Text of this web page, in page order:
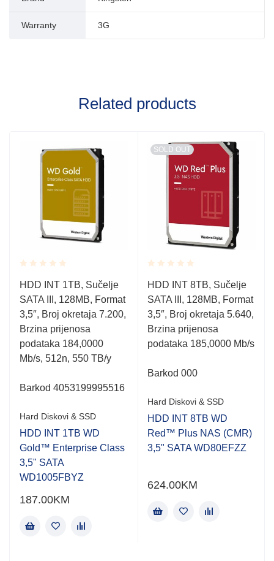
Warranty 3G
Related products
Rated
0.001
out
of
5
HDD INT 1TB, Sučelje
SATA III, 128MB, Format
3,5″, Broj okretaja 7.200,
Brzina prijenosa
podataka 184,0000
Mb/s, 512n, 550 TB/y
Barkod 4053199995516
Hard Diskovi & SSD
HDD INT 1TB WD
Gold™ Enterprise Class
3,5" SATA
WD1005FBYZ
187.00KM
SOLD OUT
Rated
0.001
out
of
5
HDD INT 8TB, Sučelje
SATA III, 128MB, Format
3,5″, Broj okretaja 5.640,
Brzina prijenosa
podataka 185,0000 Mb/s
Barkod 000
Hard Diskovi & SSD
HDD INT 8TB WD
Red™ Plus NAS (CMR)
3,5" SATA WD80EFZZ
624.00KM